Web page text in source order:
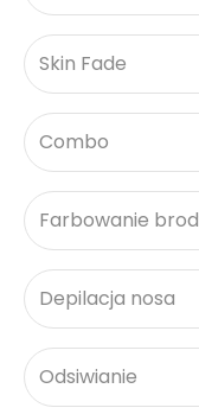
Skin Fade
Combo
Farbowanie
Depilacja nosa
Odsiwianie